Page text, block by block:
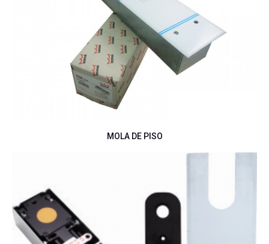
MOLA DE PISO